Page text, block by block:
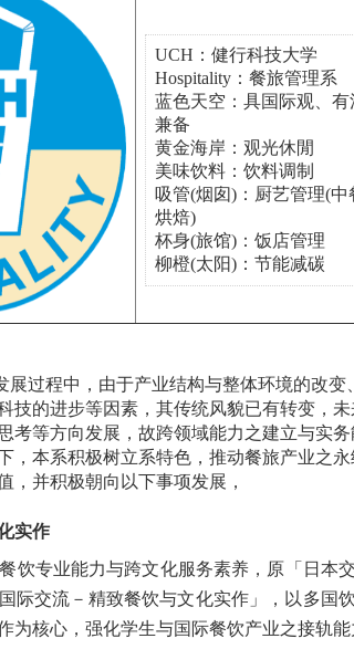
UCH：健行科技大学
Hospitality：餐旅管理系
蓝色天空：具国际观、
兼备
黄金海岸：观光休閒
美味饮料：饮料调制
吸管(烟囱)：厨艺管理(中
烘焙)
杯身(旅馆)：饭店管理
柳橙(太阳)：节能减碳
过程中，由于产业结构与整体环境的改变
技的进步等因素，其传统风貌已有转变，未
考等方向发展，故跨领域能力之建立与实
，本系积极树立系特色，推动餐旅产业之
，并积极朝向以下事项发展，
实作
专业能力与跨文化服务素养，原「日本交
际交流－精致餐饮与文化实作」，以多国
为核心，强化学生与国际餐饮产业之接轨能